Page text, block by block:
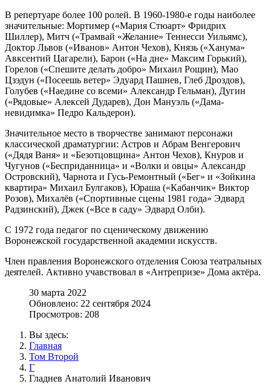
В репертуаре более 100 ролей. В 1960-1980-е годы наиболее
значительные: Мортимер («Мария Стюарт» Фридрих
Шиллер), Митч («Трамвай «Желание» Теннесси Уильямс),
Доктор Львов («Иванов» Антон Чехов), Князь («Ханума»
Авксентий Цагарели), Барон («На дне» Максим Горький),
Горелов («Спешите делать добро» Михаил Рощин), Мао
Цзэдун («Посеешь ветер» Эдуард Пашнев, Глеб Дроздов),
Голубев («Наедине со всеми» Александр Гельман), Дугин
(«Рядовые» Алексей Дударев), Дон Мануэль («Дама-
невидимка» Педро Кальдерон).
Значительное место в творчестве занимают персонажи
классической драматургии: Астров и Абрам Венгерович
(«Дядя Ваня» и «Безотцовщина» Антон Чехов), Кнуров и
Чугунов («Бесприданница» и «Волки и овцы» Александр
Островский), Чарнота и Гусь-Ремонтный («Бег» и «Зойкина
квартира» Михаил Булгаков), Юраша («Кабанчик» Виктор
Розов), Михалёв («Спортивные сцены 1981 года» Эдвард
Радзинский), Джек («Все в саду» Эдвард Олби).
С 1972 года педагог по сценическому движению
Воронежской государственной академии искусств.
Член правления Воронежского отделения Союза театральных
деятелей. Активно учавствовал в «Антрепризе» Дома актёра.
30 марта 2022
Обновлено: 22 сентября 2024
Просмотров: 208
Вы здесь:
Главная
Том Второй
Г
Гладнев Анатолий Иванович